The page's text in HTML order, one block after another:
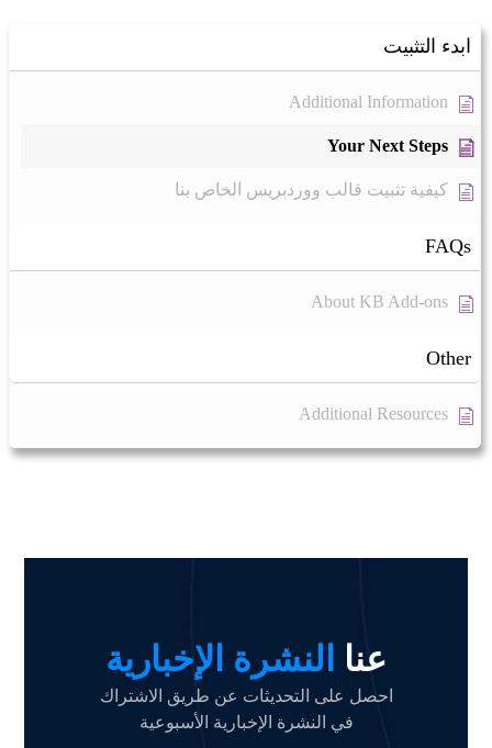
ابدء التثبيت
Additional Information
Your Next Steps
كيفية تثبيت قالب ووردبريس الخاص بنا
FAQs
About KB Add-ons
Other
Additional Resources
عنا النشرة الإخبارية
احصل على التحديثات عن طريق الاشتراك
في النشرة الإخبارية الأسبوعية